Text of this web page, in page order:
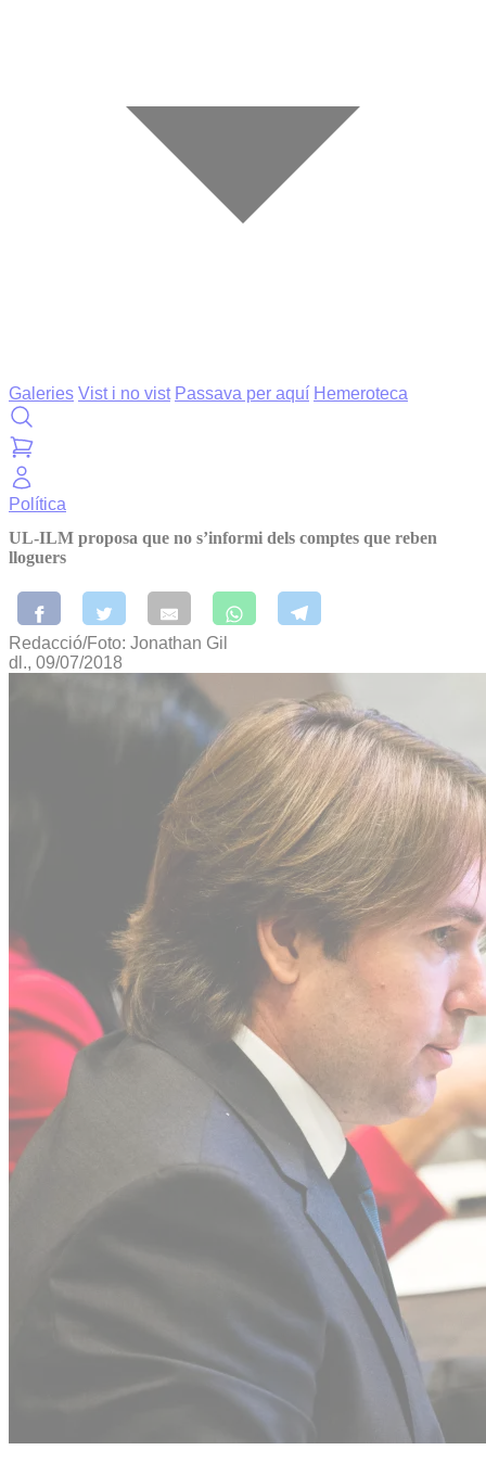
Galeries Vist i no vist Passava per aquí Hemeroteca
Política
UL-ILM proposa que no s’informi dels comptes que reben
lloguers
Redacció/Foto: Jonathan Gil
dl., 09/07/2018